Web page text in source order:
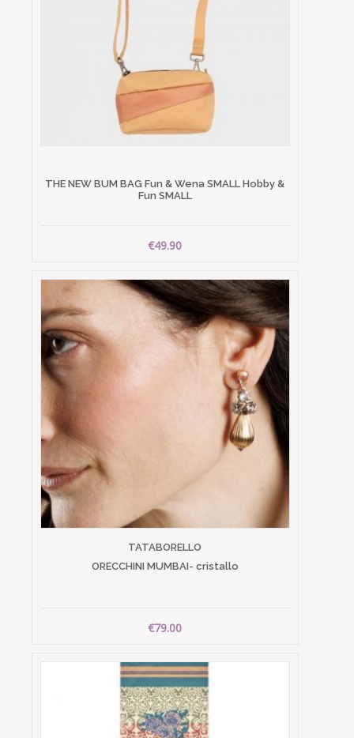
THE NEW BUM BAG Fun & Wena SMALL Hobby &
Fun SMALL
€49.90
TATABORELLO
ORECCHINI MUMBAI- cristallo
€79.00